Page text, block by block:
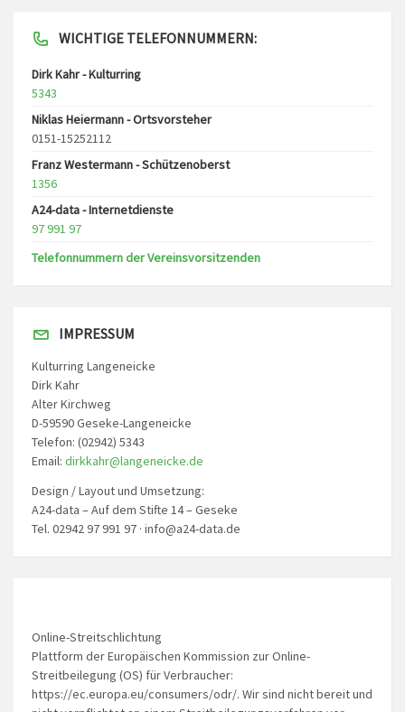
WICHTIGE TELEFONNUMMERN:
Dirk Kahr - Kulturring
5343
Niklas Heiermann - Ortsvorsteher
0151-15252112
Franz Westermann - Schützenoberst
1356
A24-data - Internetdienste
97 991 97
Telefonnummern der Vereinsvorsitzenden
IMPRESSUM
Kulturring Langeneicke
Dirk Kahr
Alter Kirchweg
D-59590 Geseke-Langeneicke
Telefon: (02942) 5343
Email: dirkkahr@langeneicke.de
Design / Layout und Umsetzung:
A24-data – Auf dem Stifte 14 – Geseke
Tel. 02942 97 991 97 · info@a24-data.de
Online-Streitschlichtung
Plattform der Europäischen Kommission zur Online-
Streitbeilegung (OS) für Verbraucher:
https://ec.europa.eu/consumers/odr/. Wir sind nicht bereit und